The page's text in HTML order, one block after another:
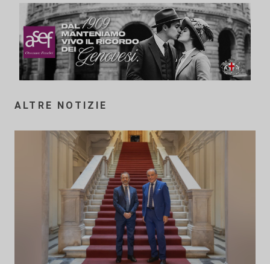
ALTRE NOTIZIE